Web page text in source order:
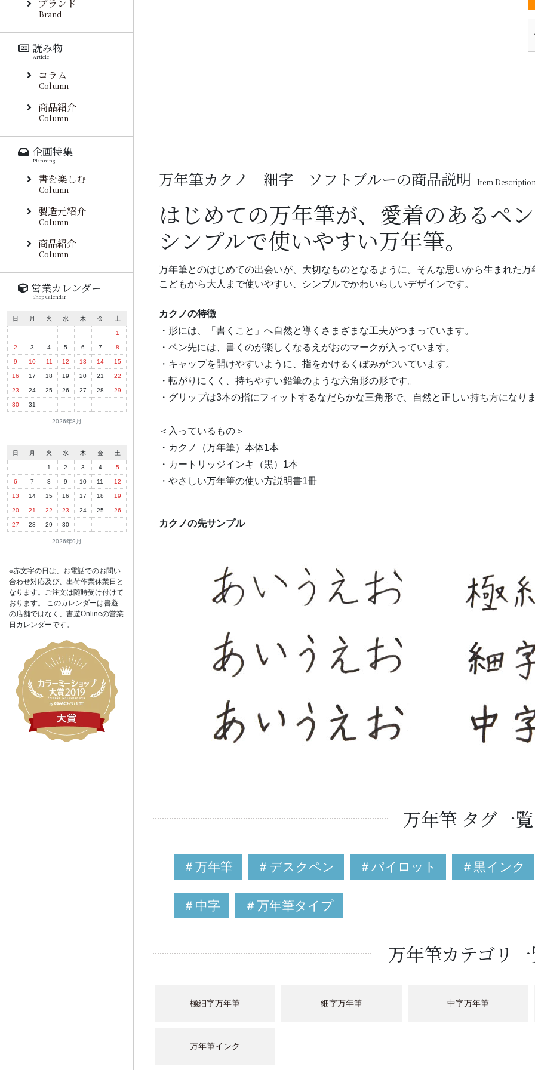
万年筆カクノ 細字 ソフトブルーの商品説明 Item Description
はじめての万年筆が、愛着のあるペン
シンプルで使いやすい万年筆。
万年筆とのはじめての出会いが、大切なものとなるように。そんな思いから生まれた万
こどもから大人まで使いやすい、シンプルでかわいらしいデザインです。
カクノの特徴
・形には、「書くこと」へ自然と導くさまざまな工夫がつまっています。
・ペン先には、書くのが楽しくなるえがおのマークが入っています。
・キャップを開けやすいように、指をかけるくぼみがついています。
・転がりにくく、持ちやすい鉛筆のような六角形の形です。
・グリップは3本の指にフィットするなだらかな三角形で、自然と正しい持ち方になりま
＜入っているもの＞
・カクノ（万年筆）本体1本
・カートリッジインキ（黒）1本
・やさしい万年筆の使い方説明書1冊
カクノの先サンプル
万年筆 タグ一覧
＃万年筆 ＃デスクペン ＃パイロット ＃黒インク
＃中字 ＃万年筆タイプ
万年筆カテゴリ
極細字万年筆 細字万年筆 中字万年筆
万年筆インク
ブランド
Brand
読み物
Article
コラム
Column
商品紹介
Column
企画特集
Planning
書を楽しむ
Column
製造元紹介
Column
商品紹介
Column
営業カレンダー
Shop Calendar
2026年8月
日 月 火 水 木 金 土
1
2 3 4 5 6 7 8
9 10 11 12 13 14 15
16 17 18 19 20 21 22
23 24 25 26 27 28 29
30 31
2026年9月
日 月 火 水 木 金 土
1 2 3 4 5
6 7 8 9 10 11 12
13 14 15 16 17 18 19
20 21 22 23 24 25 26
27 28 29 30
※赤文字の日は、お電話でのお問い
合わせ対応及び、出荷作業休業日と
なります。ご注文は随時受け付けて
おります。 このカレンダーは書遊
の店舗ではなく、書遊Onlineの営業
日カレンダーです。